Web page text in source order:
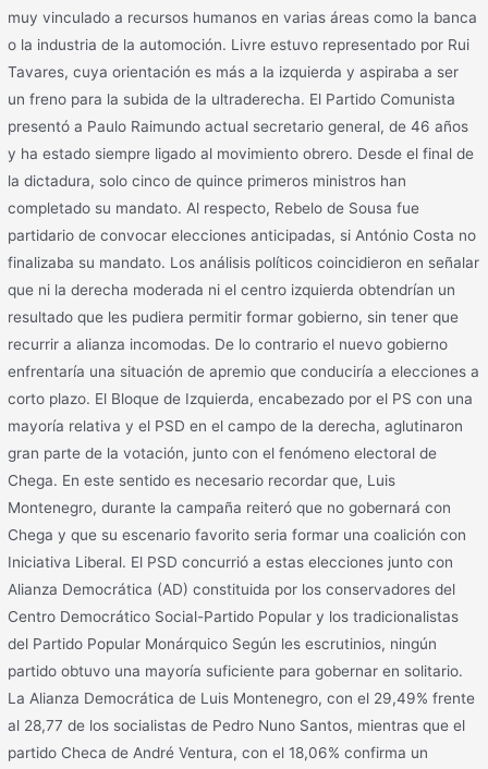
muy vinculado a recursos humanos en varias áreas como la banca
o la industria de la automoción. Livre estuvo representado por Rui
Tavares, cuya orientación es más a la izquierda y aspiraba a ser
un freno para la subida de la ultraderecha. El Partido Comunista
presentó a Paulo Raimundo actual secretario general, de 46 años
y ha estado siempre ligado al movimiento obrero. Desde el final de
la dictadura, solo cinco de quince primeros ministros han
completado su mandato. Al respecto, Rebelo de Sousa fue
partidario de convocar elecciones anticipadas, si António Costa no
finalizaba su mandato. Los análisis políticos coincidieron en señalar
que ni la derecha moderada ni el centro izquierda obtendrían un
resultado que les pudiera permitir formar gobierno, sin tener que
recurrir a alianza incomodas. De lo contrario el nuevo gobierno
enfrentaría una situación de apremio que conduciría a elecciones a
corto plazo. El Bloque de Izquierda, encabezado por el PS con una
mayoría relativa y el PSD en el campo de la derecha, aglutinaron
gran parte de la votación, junto con el fenómeno electoral de
Chega. En este sentido es necesario recordar que, Luis
Montenegro, durante la campaña reiteró que no gobernará con
Chega y que su escenario favorito seria formar una coalición con
Iniciativa Liberal. El PSD concurrió a estas elecciones junto con
Alianza Democrática (AD) constituida por los conservadores del
Centro Democrático Social-Partido Popular y los tradicionalistas
del Partido Popular Monárquico Según les escrutinios, ningún
partido obtuvo una mayoría suficiente para gobernar en solitario.
La Alianza Democrática de Luis Montenegro, con el 29,49% frente
al 28,77 de los socialistas de Pedro Nuno Santos, mientras que el
partido Checa de André Ventura, con el 18,06% confirma un